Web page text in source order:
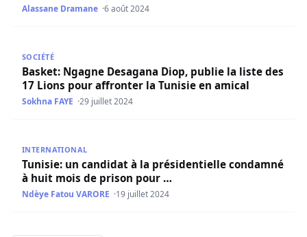
Alassane Dramane 6 août 2024
SOCIÉTÉ
Basket: Ngagne Desagana Diop, publie la liste des
17 Lions pour affronter la Tunisie en amical
Sokhna FAYE 29 juillet 2024
INTERNATIONAL
Tunisie: un candidat à la présidentielle condamné
à huit mois de prison pour …
Ndèye Fatou VARORE 19 juillet 2024